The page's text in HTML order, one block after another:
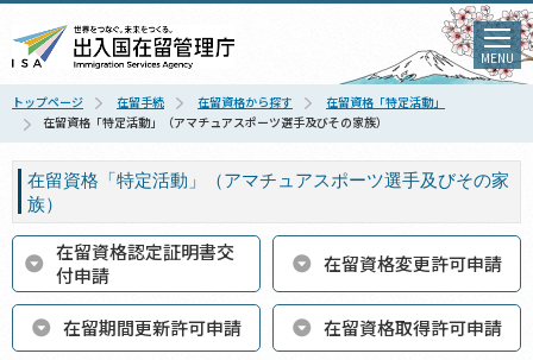
MENU
トップページ 在留手続 在留資格から探す
在留資格「特定活動」
在留資格「特定活動」（アマチュアスポーツ選手及びその家族）
在留資格「特定活動」（アマチュアスポーツ選手及びその家
族）
在留資格認定証明書交
付申請
在留資格変更許可申請
在留期間更新許可申請 在留資格取得許可申請